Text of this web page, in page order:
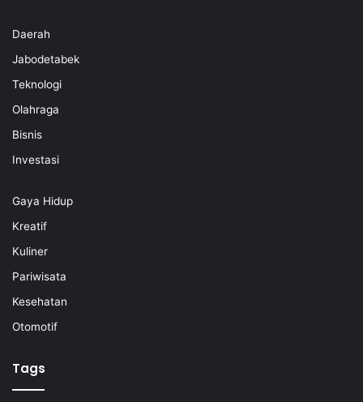
Daerah
Jabodetabek
Teknologi
Olahraga
Bisnis
Investasi
Gaya Hidup
Kreatif
Kuliner
Pariwisata
Kesehatan
Otomotif
Tags